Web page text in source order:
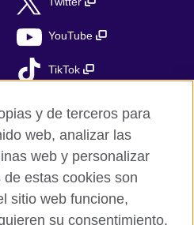
YouTube
TikTok
y de terceros para
web, analizar las
web y personalizar
de estas cookies son
sitio web funcione,
su consentimiento.